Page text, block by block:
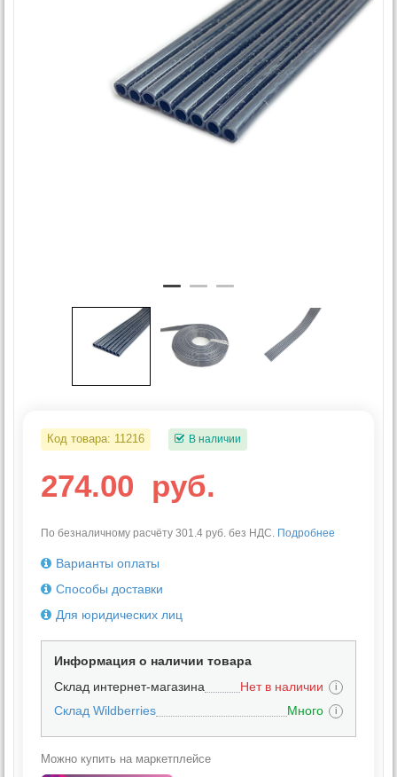
Код товара: 11216 В наличии
274.00 руб.
По безналичному расчёту 301.4 руб. без НДС. Подробнее
Варианты оплаты
Способы доставки
Для юридических лиц
Информация о наличии товара
Склад интернет-магазина
Нет в наличии i
Склад Wildberries Много i
Можно купить на маркетплейсе